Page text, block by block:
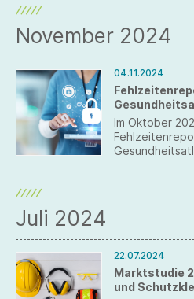
November 2024
04.11.2024
Im Oktober
Juli 2024
22.07.2024
Marktstudie
und